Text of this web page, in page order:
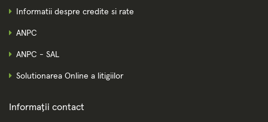
Informatii despre credite si rate
ANPC
ANPC - SAL
Solutionarea Online a litigiilor
Informații contact